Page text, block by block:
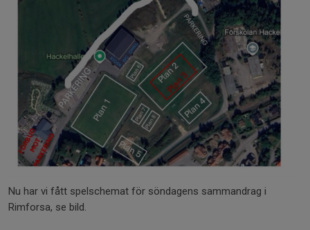
Nu har vi fått spelschemat för söndagens sammandrag i
Rimforsa, se bild.